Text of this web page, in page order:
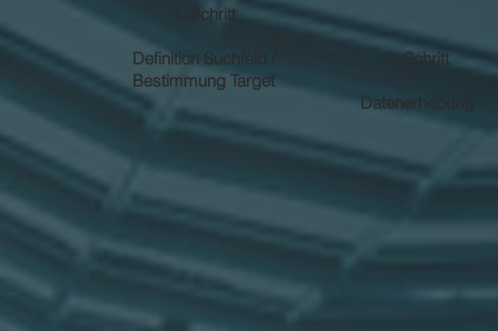
1. Schritt
Definition Suchfeld /
Bestimmung Target
2. Schritt
Datenerhebung